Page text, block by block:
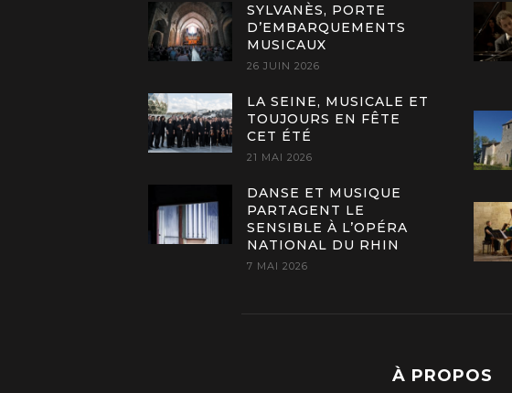
SYLVANÈS, PORTE
D’EMBARQUEMENTS
MUSICAUX
26 JUIN 2026
LA SEINE, MUSICALE ET
TOUJOURS EN FÊTE
CET ÉTÉ
21 MAI 2026
DANSE ET MUSIQUE
PARTAGENT LE
SENSIBLE À L’OPÉRA
NATIONAL DU RHIN
7 MAI 2026
À PROPOS